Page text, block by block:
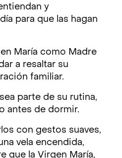
y
para que las hagan
María como Madre
a resaltar su
familiar.
parte de su rutina,
antes de dormir.
con gestos suaves,
vela encendida,
que la Virgen María,